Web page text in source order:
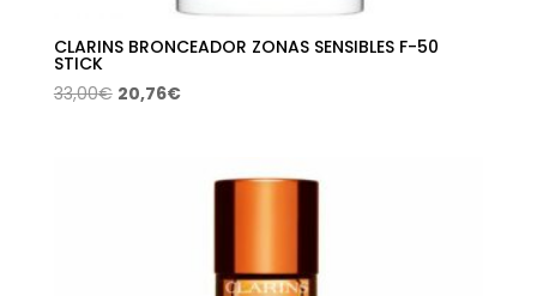
CLARINS BRONCEADOR ZONAS SENSIBLES F-50
STICK
33,00€ El
20,76€El